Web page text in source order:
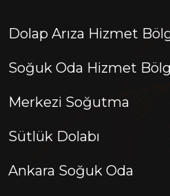
Dolap Arıza Hizmet
Soğuk Oda Hizmet
Merkezi Soğutma
Sütlük Dolabı
Ankara Soğuk Oda